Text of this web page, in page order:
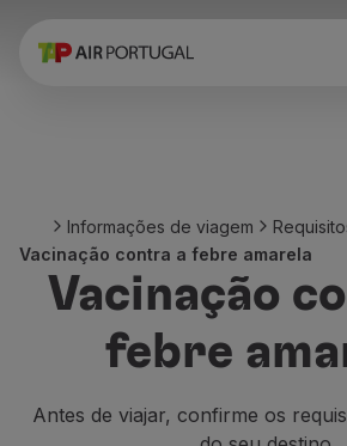
Reservar
Stopover
Informações de viagem
Bagagem
Necessidades especiais
Viajar com animais
Grávidas
Requisitos e documentação
Informações de viagem
Vacinação contra a febre amarela
Vacinação
febre
Antes de viajar, confirme os